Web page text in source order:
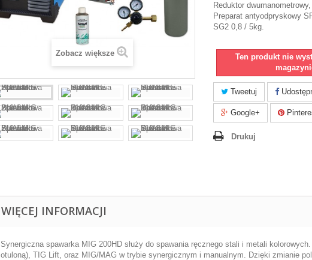
Zobacz większe
Reduktor
Preparat antyodpryskowy
SG2 0,8 / 5kg.
Ten produkt nie
Tweetuj
Google+
Drukuj
WIĘCEJ INFORMACJI
Synergiczna spawarka MIG 200HD służy do spawania ręcznego stali i metali
otuloną), TIG Lift, oraz MIG/MAG w trybie synergicznym i manualnym. Dzięki zmianie